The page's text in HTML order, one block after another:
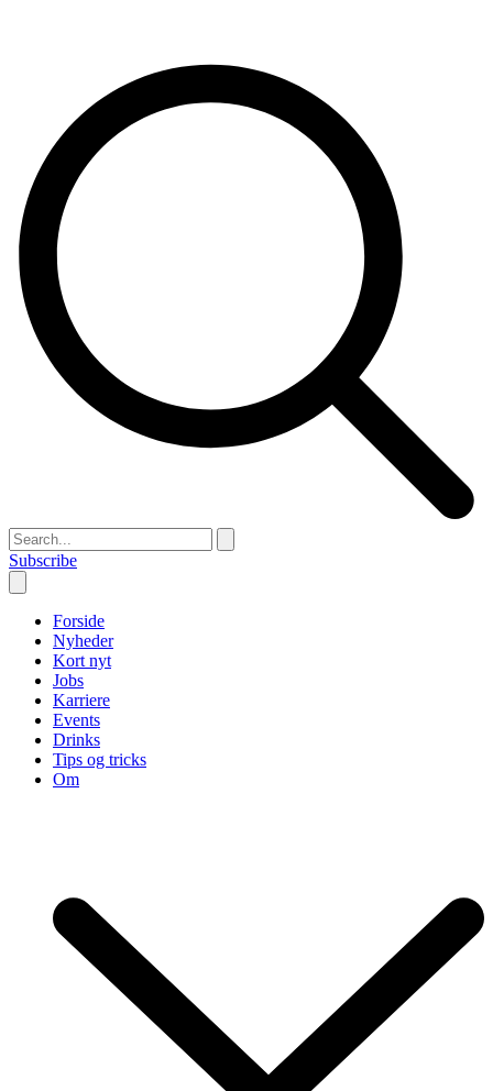
Subscribe
Forside
Nyheder
Kort nyt
Jobs
Karriere
Events
Drinks
Tips og tricks
Om